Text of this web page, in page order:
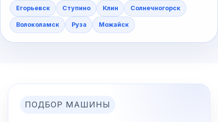
Егорьевск Ступино Клин Солнечногорск
Волоколамск Руза Можайск
ПОДБОР МАШИНЫ